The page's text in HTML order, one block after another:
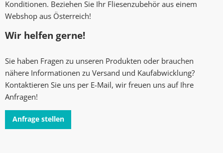
Konditionen. Beziehen Sie Ihr Fliesenzubehör aus einem
Webshop aus Österreich!
Wir helfen gerne!
Sie haben Fragen zu unseren Produkten oder brauchen
nähere Informationen zu Versand und Kaufabwicklung?
Kontaktieren Sie uns per E-Mail, wir freuen uns auf Ihre
Anfragen!
Anfrage stellen